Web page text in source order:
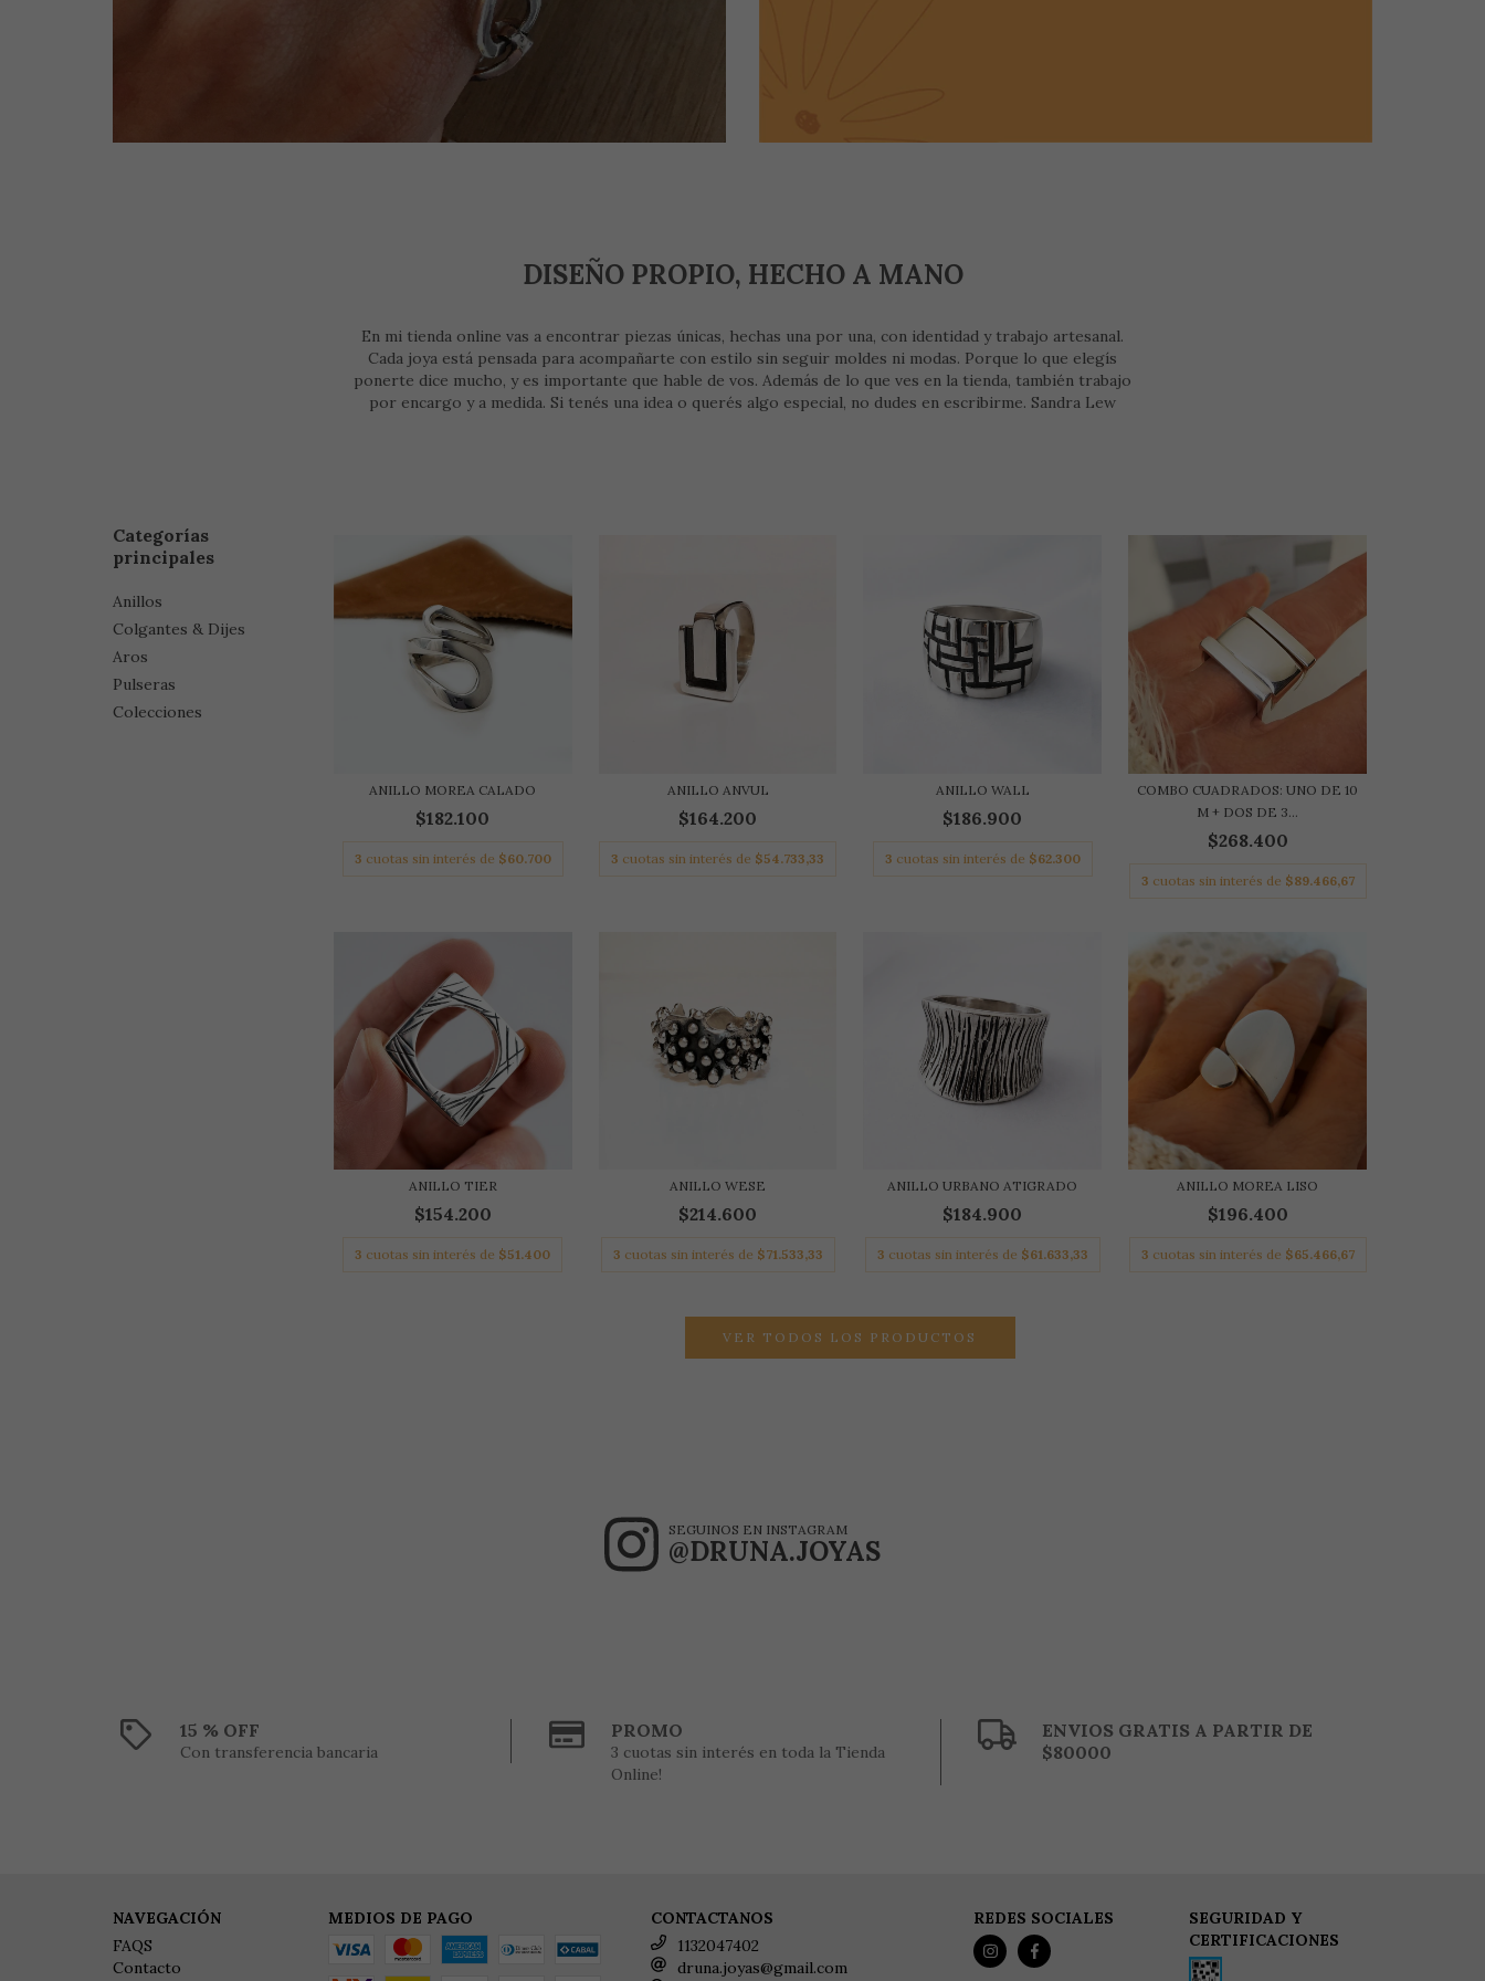
DISEÑO PROPIO, HECHO A MANO
En mi tienda online vas a encontrar piezas únicas, hechas una por una, con identidad y trabajo artesanal.
Cada joya está pensada para acompañarte con estilo sin seguir moldes ni modas. Porque lo que elegís
ponerte dice mucho, y es importante que hable de vos. Además de lo que ves en la tienda, también trabajo
por encargo y a medida. Si tenés una idea o querés algo especial, no dudes en escribirme. Sandra Lew
Categorías
principales
Anillos
Colgantes & Dijes
Aros
Pulseras
Colecciones
ANILLO MOREA CALADO
$182.100
3 cuotas sin interés de $60.700
ANILLO ANVUL
$164.200
3 cuotas sin interés de $54.733,33
ANILLO WALL
$186.900
3 cuotas sin interés de $62.300
COMBO CUADRADOS: UNO DE 10
M + DOS DE 3...
$268.400
3 cuotas sin interés de $89.466,67
ANILLO TIER
$154.200
3 cuotas sin interés de $51.400
ANILLO WESE
$214.600
3 cuotas sin interés de $71.533,33
ANILLO URBANO ATIGRADO
$184.900
3 cuotas sin interés de $61.633,33
ANILLO MOREA LISO
$196.400
3 cuotas sin interés de $65.466,67
VER TODOS LOS PRODUCTOS
SEGUINOS EN INSTAGRAM
@DRUNA.JOYAS
15 % OFF
Con transferencia bancaria
PROMO
3 cuotas sin interés en toda la Tienda
Online!
ENVIOS GRATIS A PARTIR DE
$80000
NAVEGACIÓN
FAQS
Contacto
MEDIOS DE PAGO
CONTACTANOS
1132047402
druna.joyas@gmail.com
REDES SOCIALES
SEGURIDAD Y
CERTIFICACIONES